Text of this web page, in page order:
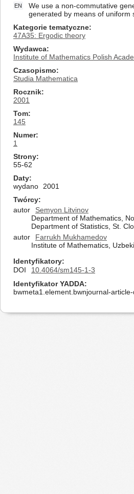
EN
We use a non-commutative
generated by means of uniform
Kategorie tematyczne
47A35: Ergodic theory
Wydawca
Institute of Mathematics Polish
Czasopismo
Studia Mathematica
Rocznik
2001
Tom
145
Numer
1
Strony
55-62
Daty
wydano
2001
Twórcy
autor
Semyon Litvinov
Department of Mathematics,
Department of Statistics, St.
autor
Farrukh Mukhamedov
Institute of Mathematics,
Identyfikatory
DOI
10.4064/sm145-1-3
Identyfikator YADDA
bwmeta1.element.bwnjournal-